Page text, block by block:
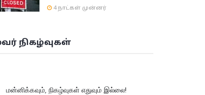
4 நாட்கள் முன்னர்
நிகழ்வுகள்
மன்னிக்கவும், நிகழ்வுகள் எதுவும் இல்லை!